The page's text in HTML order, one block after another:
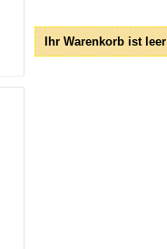
Ihr Warenkorb ist leer